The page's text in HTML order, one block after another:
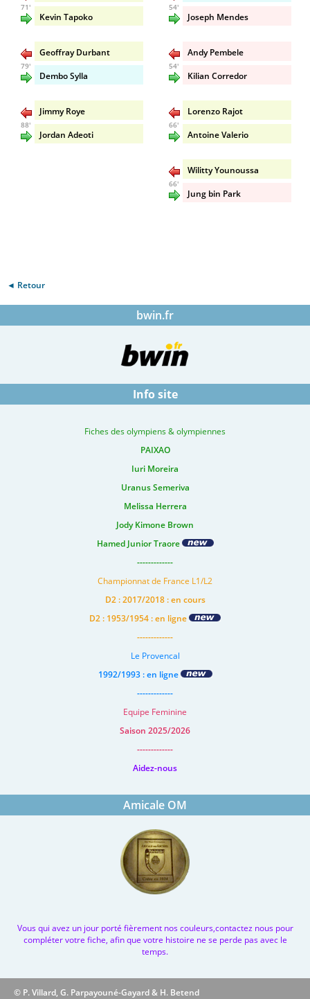
71'
Kevin Tapoko
Geoffray Durbant
79'
Dembo Sylla
Jimmy Roye
88'
Jordan Adeoti
54'
Joseph Mendes
Andy Pembele
54'
Kilian Corredor
Lorenzo Rajot
66'
Antoine Valerio
Wilitty Younoussa
66'
Jung bin Park
◄ Retour
bwin.fr
Info site
Fiches des olympiens & olympiennes
PAIXAO
Iuri Moreira
Uranus Semeriva
Melissa Herrera
Jody Kimone Brown
Hamed Junior Traore
-------------
Championnat de France L1/L2
D2 : 2017/2018 : en cours
D2 : 1953/1954 : en ligne
-------------
Le Provencal
1992/1993 : en ligne
-------------
Equipe Feminine
Saison 2025/2026
-------------
Aidez-nous
Amicale OM
Vous qui avez un jour porté fièrement nos couleurs,contactez nous pour
compléter votre fiche, afin que votre histoire ne se perde pas avec le
temps.
© P. Villard, G. Parpayouné-Gayard & H. Betend